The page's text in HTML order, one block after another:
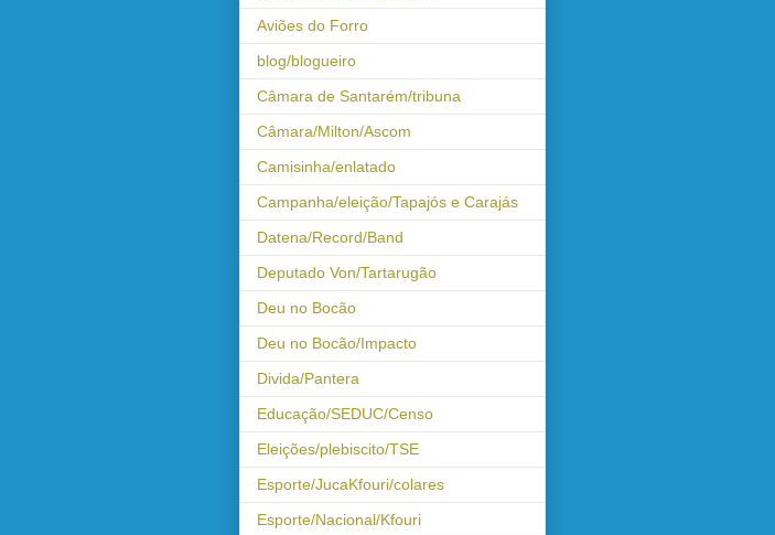
Aviões do Forro
blog/blogueiro
Câmara de Santarém/tribuna
Câmara/Milton/Ascom
Camisinha/enlatado
Campanha/eleição/Tapajós e Carajás
Datena/Record/Band
Deputado Von/Tartarugão
Deu no Bocão
Deu no Bocão/Impacto
Divida/Pantera
Educação/SEDUC/Censo
Eleições/plebiscito/TSE
Esporte/JucaKfouri/colares
Esporte/Nacional/Kfouri